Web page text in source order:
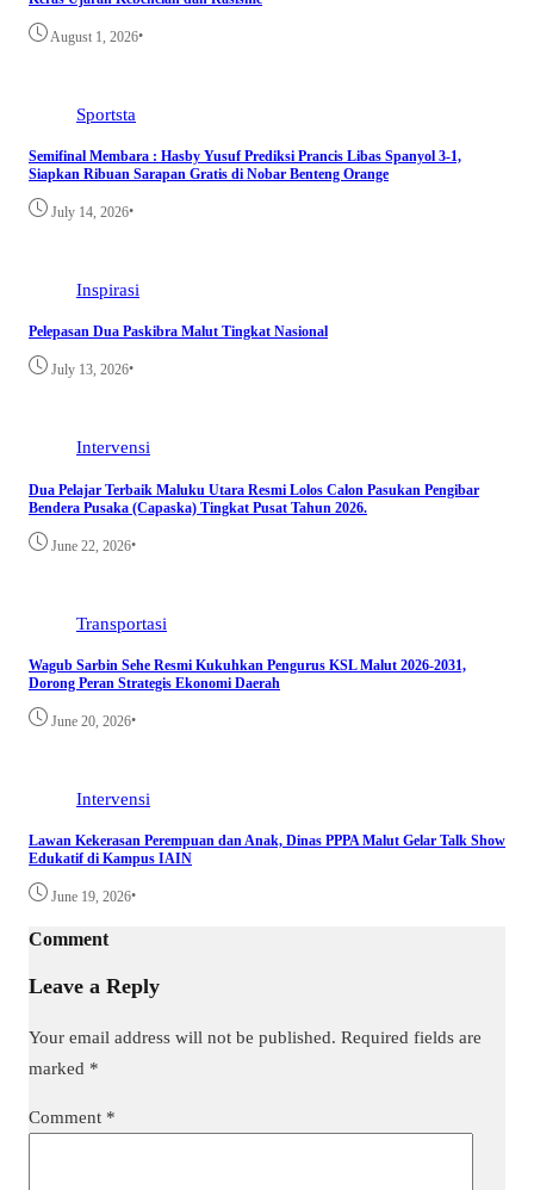
August 1, 2026•
Sportsta
Semifinal Membara : Hasby Yusuf Prediksi Prancis Libas Spanyol 3-1,
Siapkan Ribuan Sarapan Gratis di Nobar Benteng Orange
July 14, 2026•
Inspirasi
Pelepasan Dua Paskibra Malut Tingkat Nasional
July 13, 2026•
Intervensi
Dua Pelajar Terbaik Maluku Utara Resmi Lolos Calon Pasukan Pengibar
Bendera Pusaka (Capaska) Tingkat Pusat Tahun 2026.
June 22, 2026•
Transportasi
Wagub Sarbin Sehe Resmi Kukuhkan Pengurus KSL Malut 2026-2031,
Dorong Peran Strategis Ekonomi Daerah
June 20, 2026•
Intervensi
Lawan Kekerasan Perempuan dan Anak, Dinas PPPA Malut Gelar Talk Show
Edukatif di Kampus IAIN
June 19, 2026•
Comment
Leave a Reply
Your email address will not be published. Required fields are
marked *
Comment *